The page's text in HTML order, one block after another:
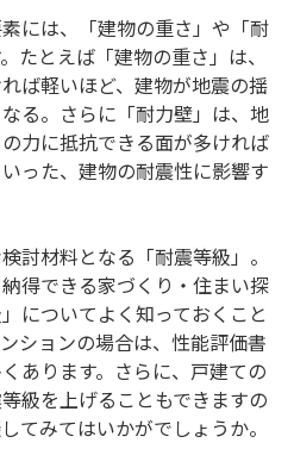
には、「建物の重さ」や「耐
たとえば「建物の重さ」は、
ば軽いほど、建物が地震の揺
る。さらに「耐力壁」は、地
力に抵抗できる面が多ければ
った、建物の耐震性に影響す
討材料となる「耐震等級」。
得できる家づくり・住まい探
についてよく知っておくこと
ションの場合は、性能評価書
あります。さらに、戸建ての
級を上げることもできますの
てみてはいかがでしょうか。